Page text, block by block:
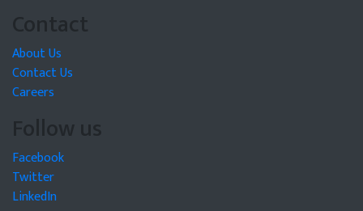
Contact
About Us
Contact Us
Careers
Follow us
Facebook
Twitter
LinkedIn